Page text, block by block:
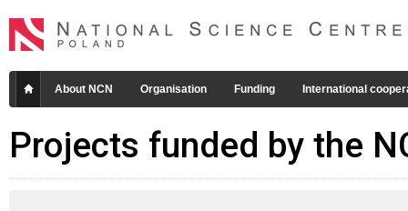
About NCN Organisation Funding International
Projects funded by the